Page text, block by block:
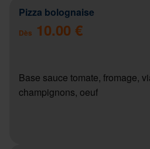
Pizza bolognaise
Dès 10.00 €
Base sauce tomate, fromage,
champignons, oeuf